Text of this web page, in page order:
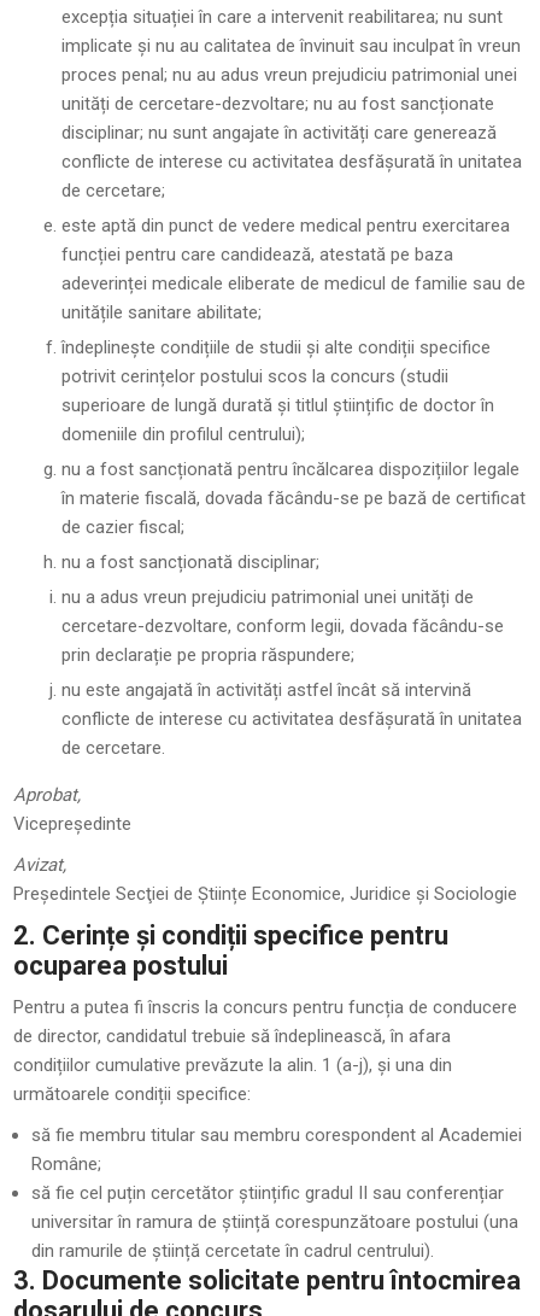
excepția situației în care a intervenit reabilitarea; nu sunt
implicate și nu au calitatea de învinuit sau inculpat în vreun
proces penal; nu au adus vreun prejudiciu patrimonial unei
unități de cercetare-dezvoltare; nu au fost sancționate
disciplinar; nu sunt angajate în activități care generează
conflicte de interese cu activitatea desfășurată în unitatea
de cercetare;
este aptă din punct de vedere medical pentru exercitarea
funcției pentru care candidează, atestată pe baza
adeverinței medicale eliberate de medicul de familie sau de
unitățile sanitare abilitate;
îndeplinește condițiile de studii și alte condiții specifice
potrivit cerințelor postului scos la concurs (studii
superioare de lungă durată și titlul științific de doctor în
domeniile din profilul centrului);
nu a fost sancționată pentru încălcarea dispozițiilor legale
în materie fiscală, dovada făcându-se pe bază de certificat
de cazier fiscal;
nu a fost sancționată disciplinar;
nu a adus vreun prejudiciu patrimonial unei unități de
cercetare-dezvoltare, conform legii, dovada făcându-se
prin declarație pe propria răspundere;
nu este angajată în activități astfel încât să intervină
conflicte de interese cu activitatea desfășurată în unitatea
de cercetare.
Aprobat,
Vicepreședinte
Avizat,
Președintele Secţiei de Științe Economice, Juridice și Sociologie
2. Cerințe și condiții specifice pentru
ocuparea postului
Pentru a putea fi înscris la concurs pentru funcția de conducere
de director, candidatul trebuie să îndeplinească, în afara
condițiilor cumulative prevăzute la alin. 1 (a-j), și una din
următoarele condiții specifice:
să fie membru titular sau membru corespondent al Academiei
Române;
să fie cel puțin cercetător științific gradul II sau conferențiar
universitar în ramura de știință corespunzătoare postului (una
din ramurile de știință cercetate în cadrul centrului).
3. Documente solicitate pentru întocmirea